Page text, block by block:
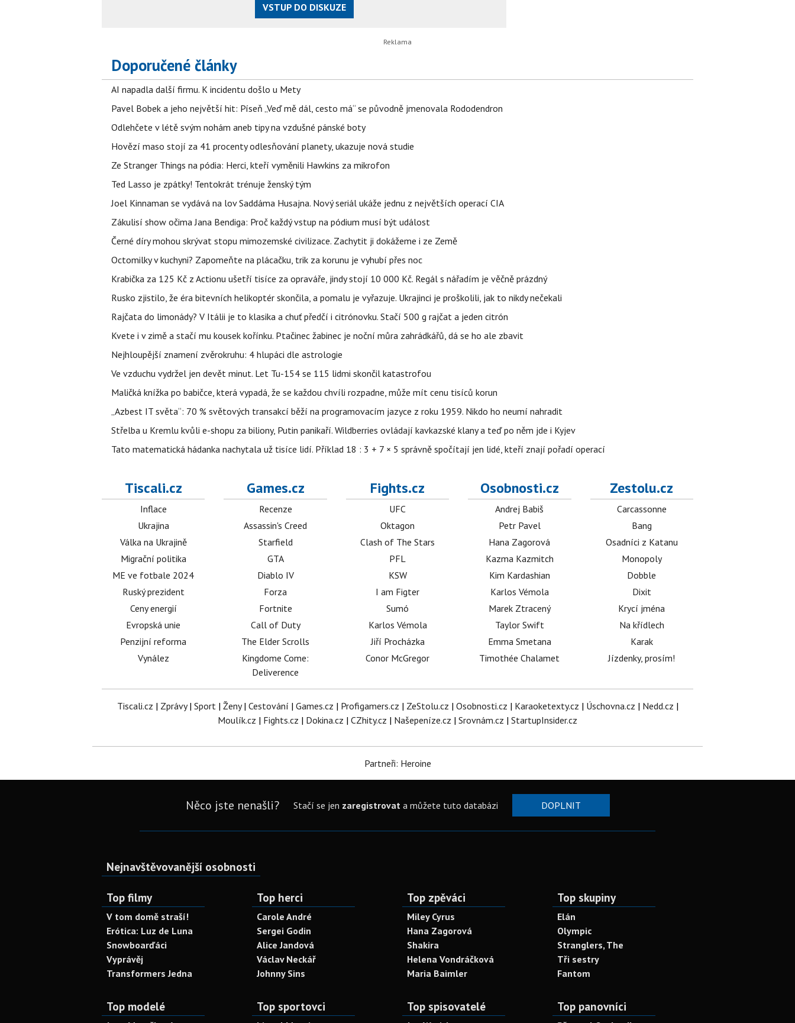
VSTUP DO DISKUZE
Doporučené články
AI napadla další firmu. K incidentu došlo u Mety
Pavel Bobek a jeho největší hit: Píseň „Veď mě dál, cesto má“ se původně jmenovala Rododendron
Odlehčete v létě svým nohám aneb tipy na vzdušné pánské boty
Hovězí maso stojí za 41 procenty odlesňování planety, ukazuje nová studie
Ze Stranger Things na pódia: Herci, kteří vyměnili Hawkins za mikrofon
Ted Lasso je zpátky! Tentokrát trénuje ženský tým
Joel Kinnaman se vydává na lov Saddáma Husajna. Nový seriál ukáže jednu z největších operací CIA
Zákulisí show očima Jana Bendiga: Proč každý vstup na pódium musí být událost
Černé díry mohou skrývat stopu mimozemské civilizace. Zachytit ji dokážeme i ze Země
Octomilky v kuchyni? Zapomeňte na plácačku, trik za korunu je vyhubí přes noc
Krabička za 125 Kč z Actionu ušetří tisíce za opraváře, jindy stojí 10 000 Kč. Regál s nářadím je věčně prázdný
Rusko zjistilo, že éra bitevních helikoptér skončila, a pomalu je vyřazuje. Ukrajinci je proškolili, jak to nikdy nečekali
Rajčata do limonády? V Itálii je to klasika a chuť předčí i citrónovku. Stačí 500 g rajčat a jeden citrón
Kvete i v zimě a stačí mu kousek kořínku. Ptačinec žabinec je noční můra zahrádkářů, dá se ho ale zbavit
Nejhloupější znamení zvěrokruhu: 4 hlupáci dle astrologie
Ve vzduchu vydržel jen devět minut. Let Tu-154 se 115 lidmi skončil katastrofou
Maličká knížka po babičce, která vypadá, že se každou chvíli rozpadne, může mít cenu tisíců korun
„Azbest IT světa“: 70 % světových transakcí běží na programovacím jazyce z roku 1959. Nikdo ho neumí nahradit
Střelba u Kremlu kvůli e-shopu za biliony, Putin panikaří. Wildberries ovládají kavkazské klany a teď po něm jde i Kyjev
Tato matematická hádanka nachytala už tisíce lidí. Příklad 18 : 3 + 7 × 5 správně spočítají jen lidé, kteří znají pořadí operací
Tiscali.cz
Inflace
Ukrajina
Válka na Ukrajině
Migrační politika
ME ve fotbale 2024
Ruský prezident
Ceny energií
Evropská unie
Penzijní reforma
Vynález
Games.cz
Recenze
Assassin's Creed
Starfield
GTA
Diablo IV
Forza
Fortnite
Call of Duty
The Elder Scrolls
Kingdome Come:
Deliverence
Fights.cz
UFC
Oktagon
Clash of The Stars
PFL
KSW
I am Figter
Sumó
Karlos Vémola
Jiří Procházka
Conor McGregor
Osobnosti.cz
Andrej Babiš
Petr Pavel
Hana Zagorová
Kazma Kazmitch
Kim Kardashian
Karlos Vémola
Marek Ztracený
Taylor Swift
Emma Smetana
Timothée Chalamet
Zestolu.cz
Carcassonne
Bang
Osadníci z Katanu
Monopoly
Dobble
Dixit
Krycí jména
Na křídlech
Karak
Jízdenky, prosím!
Tiscali.cz | Zprávy| Sport| Ženy| Cestování | Games.cz | Profigamers.cz | ZeStolu.cz | Osobnosti.cz | Karaoketexty.cz | Úschovna.cz | Nedd.cz |
Moulík.cz | Fights.cz | Dokina.cz | CZhity.cz | Našepeníze.cz | Srovnám.cz | StartupInsider.cz
Partneři: Heroine
Něco jste nenašli? Stačí se jen zaregistrovata můžete tuto databázi DOPLNIT
Nejnavštěvovanější osobnosti
Top filmy
V tom domě straší!
Erótica: Luz de Luna
Snowboarďáci
Vyprávěj
Transformers Jedna
Top herci
Carole André
Sergei Godin
Alice Jandová
Václav Neckář
Johnny Sins
Top zpěváci
Miley Cyrus
Hana Zagorová
Shakira
Helena Vondráčková
Maria Baimler
Top skupiny
Elán
Olympic
Stranglers, The
Tři sestry
Fantom
Top modelé Top sportovci Top spisovatelé Top panovníci